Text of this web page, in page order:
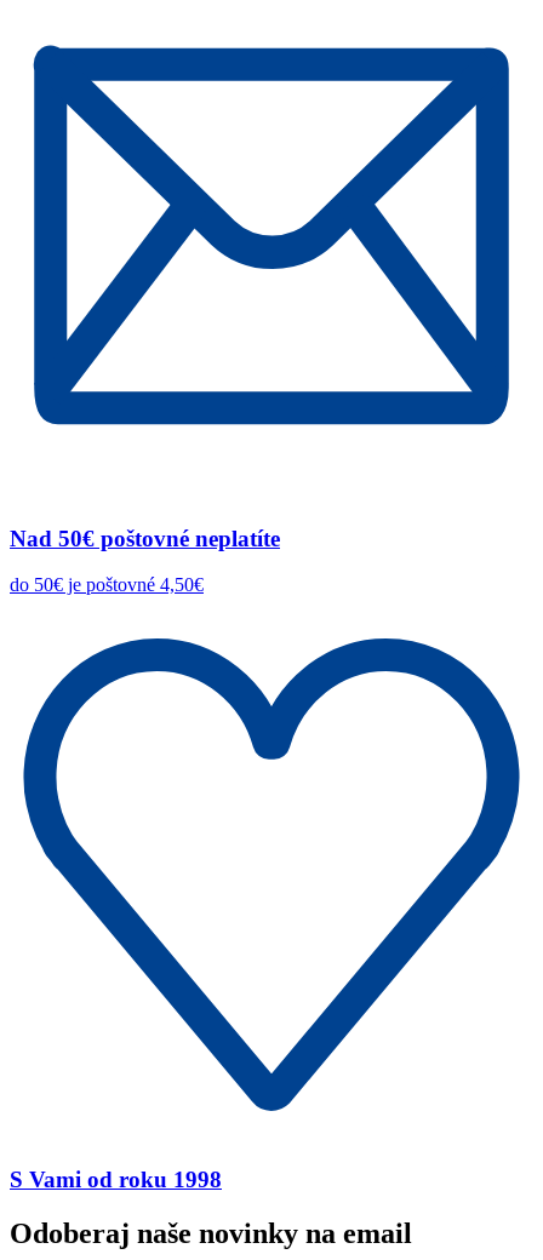
Nad 50€ poštovné neplatíte
do 50€ je poštovné 4,50€
S Vami od roku 1998
Odoberaj naše novinky na email